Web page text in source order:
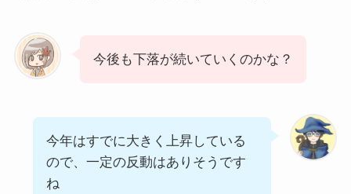
今後も下落が続いていくのかな？
今年はすでに大きく上昇している
ので、一定の反動はありそうです
ね